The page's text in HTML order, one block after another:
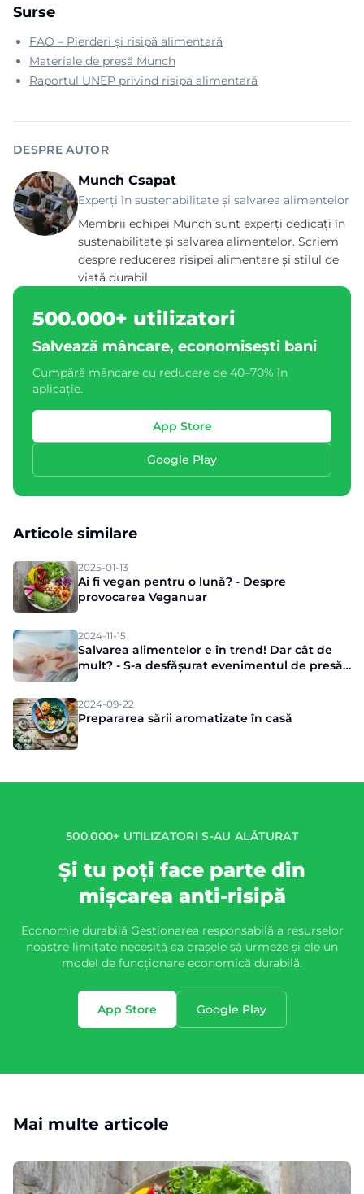
Surse
FAO – Pierderi și risipă alimentară
Materiale de presă Munch
Raportul UNEP privind risipa alimentară
DESPRE AUTOR
Munch Csapat
Experți în sustenabilitate și salvarea alimentelor
Membrii echipei Munch sunt experți dedicați în
sustenabilitate și salvarea alimentelor. Scriem
despre reducerea risipei alimentare și stilul de
viață durabil.
500.000+ utilizatori
Salvează mâncare, economisești bani
Cumpără mâncare cu reducere de 40–70% în
aplicație.
App Store
Google Play
Articole similare
2025-01-13
Ai fi vegan pentru o lună? - Despre
provocarea Veganuar
2024-11-15
Salvarea alimentelor e în trend! Dar cât de
mult? - S-a desfășurat evenimentul de presă
2024-09-22
Prepararea sării aromatizate în casă
500.000+ UTILIZATORI S-AU ALĂTURAT
Și tu poți face parte din
mișcarea anti-risipă
Economie durabilă Gestionarea responsabilă a resurselor
noastre limitate necesită ca orașele să urmeze și ele un
model de funcționare economică durabilă.
App Store Google Play
Mai multe articole